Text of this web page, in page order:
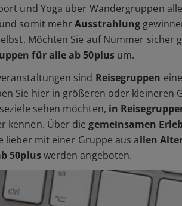
und Yoga über Wandergruppen
somit mehrAusstrahlung
Möchten Sie auf Nummer sicher
für alle ab 50plusum.
sind Reisegruppen
Sie hier in größeren oder kleineren
sehen möchten, in
kennen. Über diegemeinsamen
lieber mit einer Gruppe aus allen
50pluswerden angeboten.